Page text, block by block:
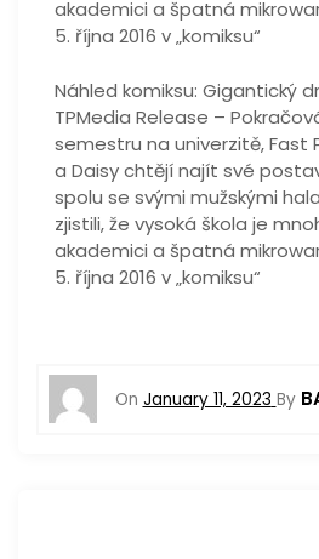
akademici a špatná
5. října 2016 v „komiksu“
Náhled komiksu: Gigantický
TPMedia Release –
semestru na univerzitě, Fast
a Daisy chtějí najít své
spolu se svými mužskými
zjistili, že vysoká škola je
akademici a špatná
5. října 2016 v „komiksu“
On January 11, 2023 By